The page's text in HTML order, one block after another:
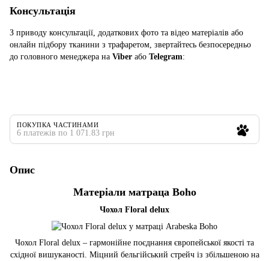
Консультація
З приводу консультації, додаткових фото та відео матеріалів або
онлайн підбору тканини з трафаретом, звертайтесь безпосередньо
до головного менеджера на Viber або Telegram:
ПОКУПКА ЧАСТИНАМИ
6 платежів по 1 071.83 грн
Опис
Матеріали матраца Boho
Чохол Floral delux
Чохол Floral delux – гармонійне поєднання європейської якості та
східної вишуканості. Міцний бельгійський стрейч із збільшеною на